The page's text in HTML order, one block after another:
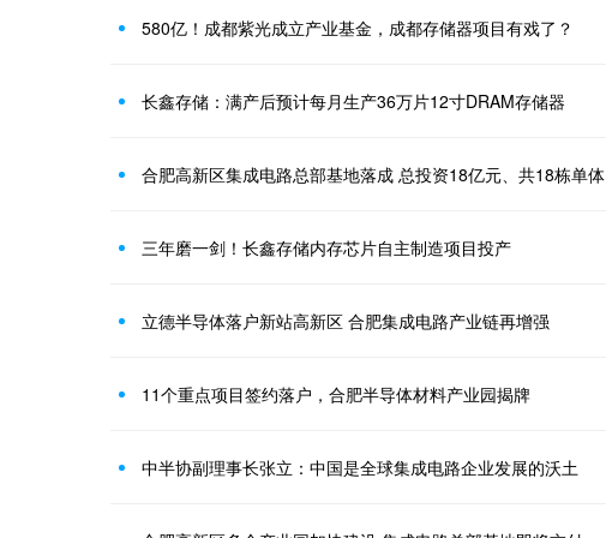
580亿！成都紫光成立产业基金，成都存储器项目有戏了？
长鑫存储：满产后预计每月生产36万片12寸DRAM存储器
合肥高新区集成电路总部基地落成 总投资18亿元、共18栋单体
三年磨一剑！长鑫存储内存芯片自主制造项目投产
立德半导体落户新站高新区 合肥集成电路产业链再增强
11个重点项目签约落户，合肥半导体材料产业园揭牌
中半协副理事长张立：中国是全球集成电路企业发展的沃土